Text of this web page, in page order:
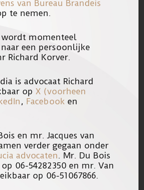
zijn, nu immers
worden geïnformeerd
ook zowel wetgever
macht (lees:
magistratuur) op
van het slachtoffer van
“voor op het
te zorgen dat
hen toekomende
en volwaardig
van Bureau Brandeis
te nemen.
wordt momenteel
een persoonlijke
Richard Korver.
is advocaat Richard
op X (voorheen
, Facebook en
en mr. Jacques van
verder gegaan onder
advocaten. Mr. Du Bois
06-54282350 en mr. Van
op 06-51067866.